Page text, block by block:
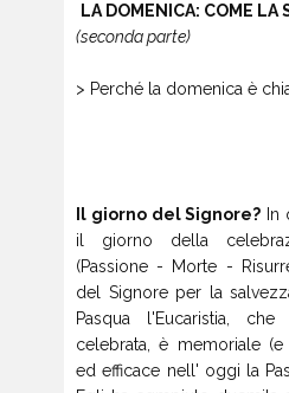
LA DOMENICA: COME LA
(seconda parte)
> Perché la domenica è
Il giorno del Signore? In
il giorno della
(Passione - Morte -
del Signore per la
Pasqua l'Eucaristia,
celebrata, è memoriale
ed efficace nell' oggi la